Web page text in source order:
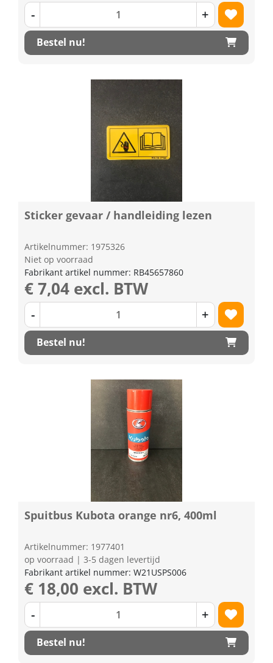
- +
Bestel nu!
Sticker gevaar / handleiding lezen
Artikelnummer: 1975326
Niet op voorraad
Fabrikant artikel nummer: RB45657860
€ 7,04 excl. BTW
- +
Bestel nu!
Spuitbus Kubota orange nr6, 400ml
Artikelnummer: 1977401
op voorraad | 3-5 dagen levertijd
Fabrikant artikel nummer: W21USPS006
€ 18,00 excl. BTW
- +
Bestel nu!